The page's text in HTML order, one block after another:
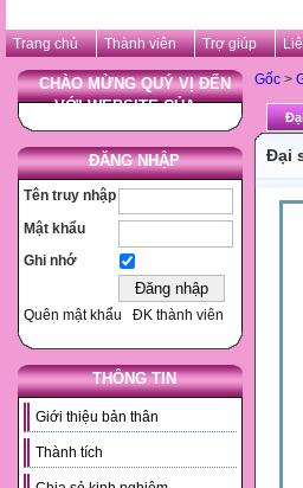
Trang chủ Thành viên Trợ giúp
CHÀO MỪNG QUÝ VỊ ĐẾN
VỚI WEBSITE CỦA ...
ĐĂNG NHẬP
Tên truy nhập
Mật khẩu
Ghi nhớ
Quên mật khẩu ĐK thành viên
THÔNG TIN
Giới thiệu bản thân
Thành tích
Gốc >
Đại